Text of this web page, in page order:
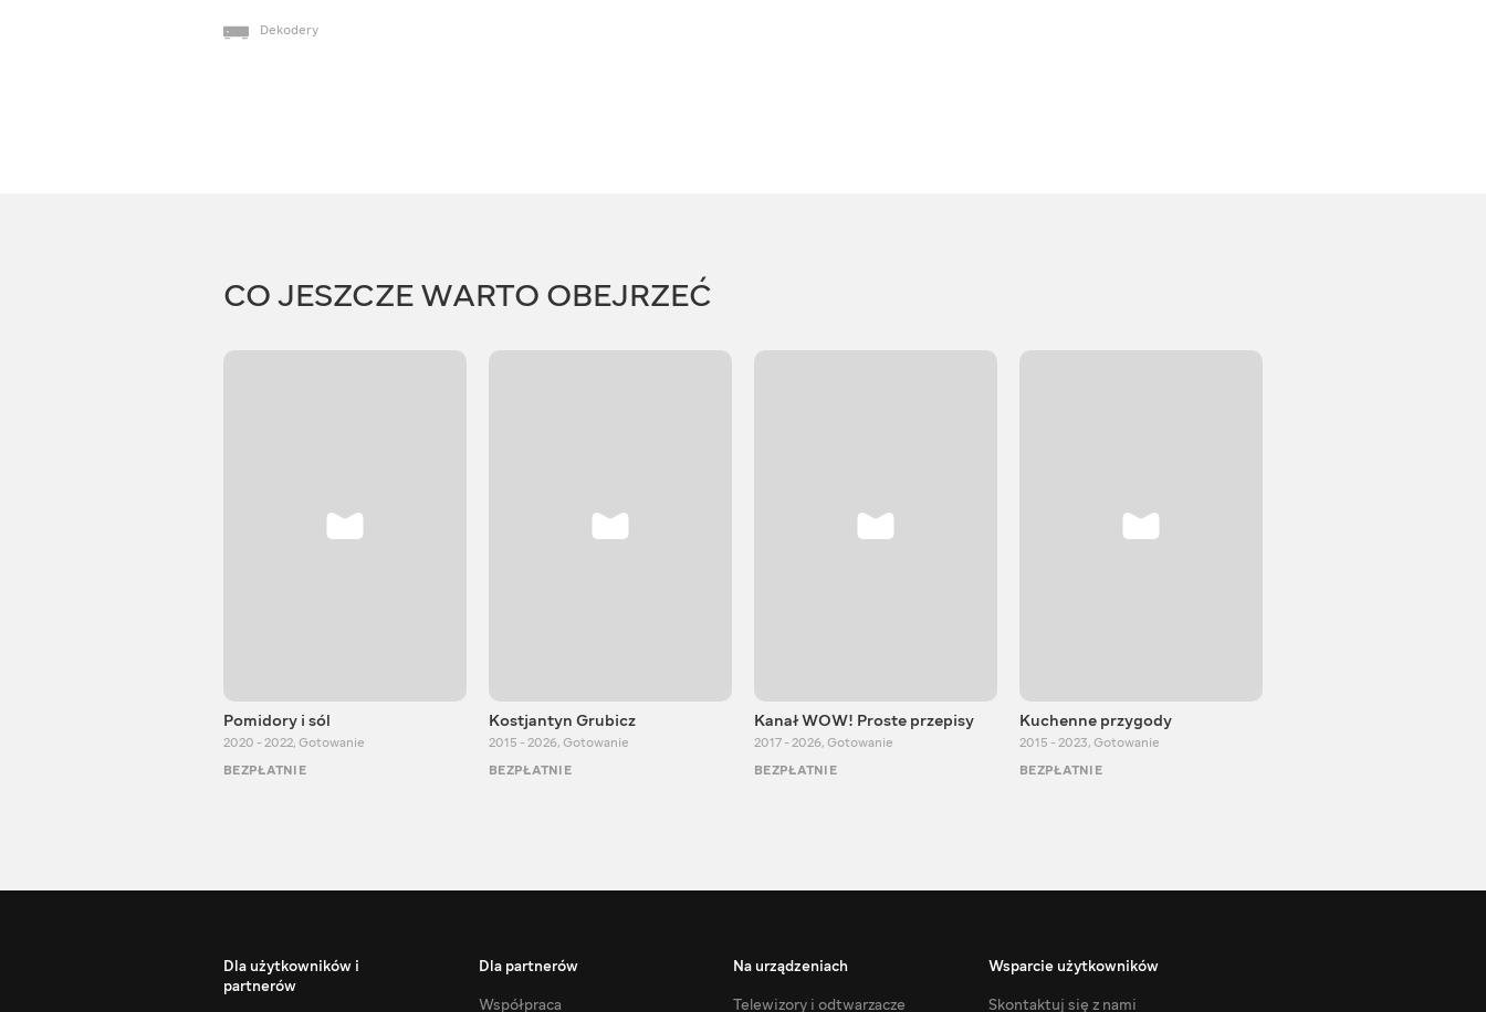
Dekodery
CO JESZCZE WARTO OBEJRZEĆ
Pomidory i sól
2020 - 2022, Gotowanie
BEZPŁATNIE
Kostjantyn Grubicz
2015 - 2026, Gotowanie
BEZPŁATNIE
Kanał WOW! Proste przepisy
2017 - 2026, Gotowanie
BEZPŁATNIE
Kuchenne przygody
2015 - 2023, Gotowanie
BEZPŁATNIE
Dla użytkowników i
partnerów
Dla partnerów
Współpraca
Na urządzeniach
Telewizory i odtwarzacze
Wsparcie użytkowników
Skontaktuj się z nami